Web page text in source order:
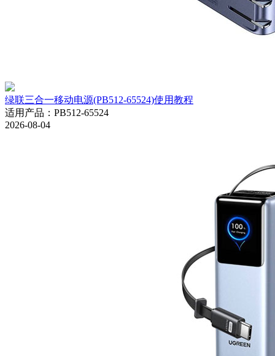
绿联三合一移动电源(PB512-65524)使用教程
适用产品 ： PB512-65524
2026-08-04